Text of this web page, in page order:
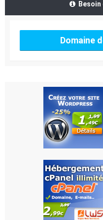
Besoin
Domaine